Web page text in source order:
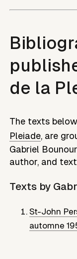
de la
The texts
Pleiade, are
Gabriel
author, and
Texts by
St-John
automne